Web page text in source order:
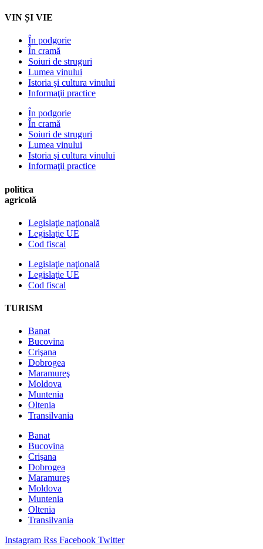
VIN ȘI VIE
În podgorie
În cramă
Soiuri de struguri
Lumea vinului
Istoria şi cultura vinului
Informaţii practice
În podgorie
În cramă
Soiuri de struguri
Lumea vinului
Istoria şi cultura vinului
Informaţii practice
politica
agricolă
Legislaţie naţională
Legislaţie UE
Cod fiscal
Legislaţie naţională
Legislaţie UE
Cod fiscal
TURISM
Banat
Bucovina
Crişana
Dobrogea
Maramureş
Moldova
Muntenia
Oltenia
Transilvania
Banat
Bucovina
Crişana
Dobrogea
Maramureş
Moldova
Muntenia
Oltenia
Transilvania
Instagram Rss Facebook Twitter